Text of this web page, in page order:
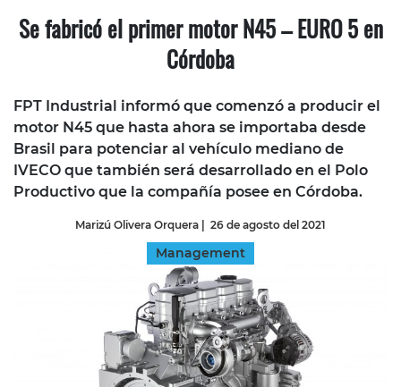
Se fabricó el primer motor N45 – EURO 5 en
Córdoba
FPT Industrial informó que comenzó a producir el
motor N45 que hasta ahora se importaba desde
Brasil para potenciar al vehículo mediano de
IVECO que también será desarrollado en el Polo
Productivo que la compañía posee en Córdoba.
Marizú Olivera Orquera | 26 de agosto del 2021
Management